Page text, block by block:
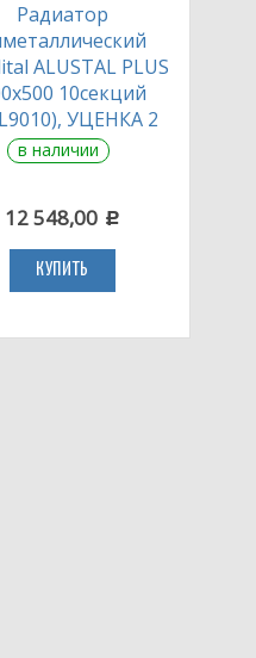
Радиатор
ALUSTAL PLUS
10секций
УЦЕНКА 2
в наличии
12 548,00 c
КУПИТЬ